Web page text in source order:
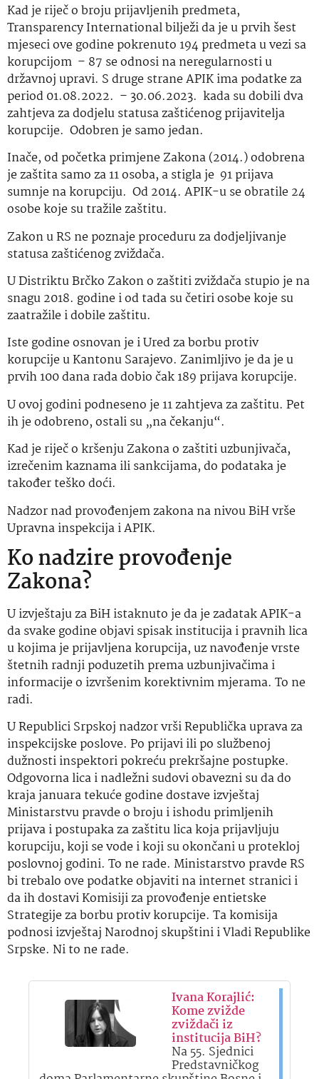
Kad je riječ o broju prijavljenih predmeta,
Transparency International bilježi da je u prvih šest
mjeseci ove godine pokrenuto 194 predmeta u vezi sa
korupcijom – 87 se odnosi na neregularnosti u
državnoj upravi. S druge strane APIK ima podatke za
period 01.08.2022. – 30.06.2023. kada su dobili dva
zahtjeva za dodjelu statusa zaštićenog prijavitelja
korupcije. Odobren je samo jedan.
Inače, od početka primjene Zakona (2014.) odobrena
je zaštita samo za 11 osoba, a stigla je 91 prijava
sumnje na korupciju. Od 2014. APIK-u se obratile 24
osobe koje su tražile zaštitu.
Zakon u RS ne poznaje proceduru za dodjeljivanje
statusa zaštićenog zviždača.
U Distriktu Brčko Zakon o zaštiti zviždača stupio je na
snagu 2018. godine i od tada su četiri osobe koje su
zaatražile i dobile zaštitu.
Iste godine osnovan je i Ured za borbu protiv
korupcije u Kantonu Sarajevo. Zanimljivo je da je u
prvih 100 dana rada dobio čak 189 prijava korupcije.
U ovoj godini podneseno je 11 zahtjeva za zaštitu. Pet
ih je odobreno, ostali su „na čekanju“.
Kad je riječ o kršenju Zakona o zaštiti uzbunjivača,
izrečenim kaznama ili sankcijama, do podataka je
također teško doći.
Nadzor nad provođenjem zakona na nivou BiH vrše
Upravna inspekcija i APIK.
Ko nadzire provođenje
Zakona?
U izvještaju za BiH istaknuto je da je zadatak APIK-a
da svake godine objavi spisak institucija i pravnih lica
u kojima je prijavljena korupcija, uz navođenje vrste
štetnih radnji poduzetih prema uzbunjivačima i
informacije o izvršenim korektivnim mjerama. To ne
radi.
U Republici Srpskoj nadzor vrši Republička uprava za
inspekcijske poslove. Po prijavi ili po službenoj
dužnosti inspektori pokreću prekršajne postupke.
Odgovorna lica i nadležni sudovi obavezni su da do
kraja januara tekuće godine dostave izvještaj
Ministarstvu pravde o broju i ishodu primljenih
prijava i postupaka za zaštitu lica koja prijavljuju
korupciju, koji se vode i koji su okončani u protekloj
poslovnoj godini. To ne rade. Ministarstvo pravde RS
bi trebalo ove podatke objaviti na internet stranici i
da ih dostavi Komisiji za provođenje entietske
Strategije za borbu protiv korupcije. Ta komisija
podnosi izvještaj Narodnoj skupštini i Vladi Republike
Srpske. Ni to ne rade.
Ivana Korajlić:
Kome zvižde
zviždači iz
institucija BiH?
Na 55. Sjednici
Predstavničkog